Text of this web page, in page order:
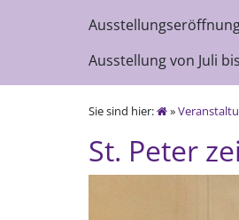
Ausstellung von Juli
Sie sind hier: »
St. Peter